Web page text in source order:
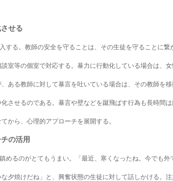
せる
する。教師の安全を守ることは、その生徒を守ることに繋
室等の個室で対応する。暴力に行動化している場合は、
ある教師に対して暴言を吐いている場合は、その教師を
させるのである。暴言や壁などを蹴飛ばす行為も長時間
から、心理的アプローチを展開する。
の活用
めるのがとてもうまい。「最近、寒くなったね。今でも
夕焼けだね」と、興奮状態の生徒に対して話しかける。